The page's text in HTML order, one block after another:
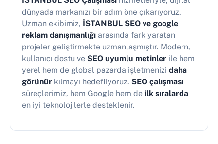
dünyada markanızı bir adım öne çıkarıyoruz.
Uzman ekibimiz, İSTANBUL SEO ve google
reklam danışmanlığı arasında fark yaratan
projeler geliştirmekte uzmanlaşmıştır. Modern,
kullanıcı dostu ve SEO uyumlu metinler ile hem
yerel hem de global pazarda işletmenizi daha
görünür kılmayı hedefliyoruz. SEO çalışması
süreçlerimiz, hem Google hem de ilk sıralarda
en iyi teknolojilerle desteklenir.